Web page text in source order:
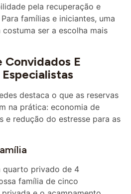
famílias e iniciantes, uma
ser a escolha mais
E
destaca o que as reservas
na prática: economia de
redução do estresse para as
família de cinco
e o acampamento